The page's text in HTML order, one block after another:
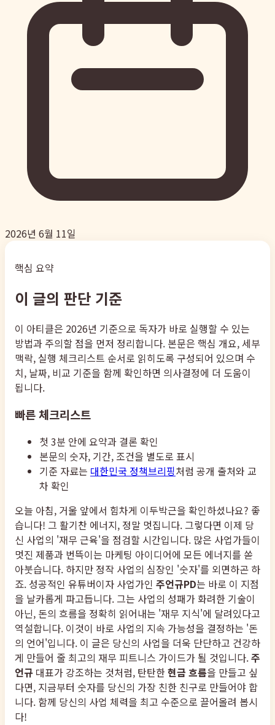
2026년 6월 11일
핵심 요약
이 글의 판단 기준
이 아티클은 2026년 기준으로 독자가 바로 실행할 수 있는
방법과 주의할 점을 먼저 정리합니다. 본문은 핵심 개요, 세부
맥락, 실행 체크리스트 순서로 읽히도록 구성되어 있으며 수
치, 날짜, 비교 기준을 함께 확인하면 의사결정에 더 도움이
됩니다.
빠른 체크리스트
첫 3분 안에 요약과 결론 확인
본문의 숫자, 기간, 조건을 별도로 표시
기준 자료는 대한민국 정책브리핑처럼 공개 출처와 교
차 확인
오늘 아침, 거울 앞에서 힘차게 이두박근을 확인하셨나요? 좋
습니다! 그 활기찬 에너지, 정말 멋집니다. 그렇다면 이제 당
신 사업의 '재무 근육'을 점검할 시간입니다. 많은 사업가들이
멋진 제품과 번뜩이는 마케팅 아이디어에 모든 에너지를 쏟
아붓습니다. 하지만 정작 사업의 심장인 '숫자'를 외면하곤 하
죠. 성공적인 유튜버이자 사업가인 주언규PD는 바로 이 지점
을 날카롭게 파고듭니다. 그는 사업의 성패가 화려한 기술이
아닌, 돈의 흐름을 정확히 읽어내는 '재무 지식'에 달려있다고
역설합니다. 이것이 바로 사업의 지속 가능성을 결정하는 '돈
의 언어'입니다. 이 글은 당신의 사업을 더욱 단단하고 건강하
게 만들어 줄 최고의 재무 피트니스 가이드가 될 것입니다.주
언규 대표가 강조하는 것처럼, 탄탄한현금 흐름을 만들고 싶
다면, 지금부터 숫자를 당신의 가장 친한 친구로 만들어야 합
니다. 함께 당신의 사업 체력을 최고 수준으로 끌어올려 봅시
다!